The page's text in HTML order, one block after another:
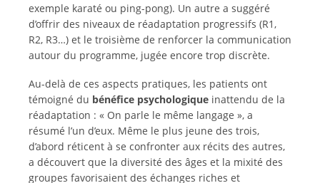
exemple karaté ou ping-pong). Un autre a suggéré
d’offrir des niveaux de réadaptation progressifs (R1,
R2, R3…) et le troisième de renforcer la communication
autour du programme, jugée encore trop discrète.
Au-delà de ces aspects pratiques, les patients ont
témoigné du bénéfice psychologique inattendu de la
réadaptation : « On parle le même langage », a
résumé l’un d’eux. Même le plus jeune des trois,
d’abord réticent à se confronter aux récits des autres,
a découvert que la diversité des âges et la mixité des
groupes favorisaient des échanges riches et